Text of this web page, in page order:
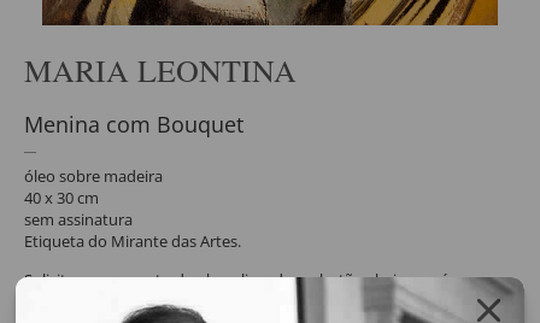
MARIA LEONTINA
Menina com Bouquet
óleo sobre madeira
40 x 30 cm
sem assinatura
Etiqueta do Mirante das Artes.
Solicite o orçamento da obra clicando no botão abaixo, após
confirmar o pedido de solicitação a resposta será enviada por email.